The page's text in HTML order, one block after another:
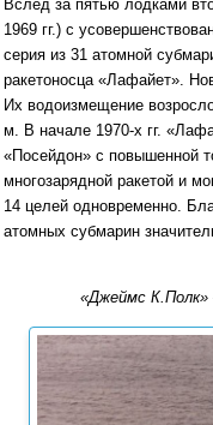
Вслед за пятью лодками
1969 гг.) с
серия из 31 атомной
ракетоносца «Лафайет».
Их водоизмещение
м. В начале 1970-х гг.
«Посейдон» с повышенной
многозарядной ракетой и
14 целей одновременно.
атомных субмарин
«Джеймс